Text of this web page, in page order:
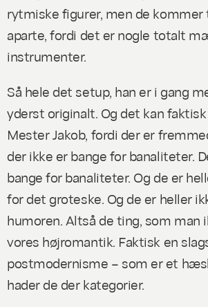
rytmiske figurer, men de kommer
aparte, fordi det er nogle totalt
instrumenter.
Så hele det setup, han er i gang
yderst originalt. Og det kan
Mester Jakob, fordi der er
der ikke er bange for banaliteter.
bange for banaliteter. Og de er
for det groteske. Og de er heller
humoren. Altså de ting, som man
vores højromantik. Faktisk en
postmodernisme – som er et
hader de der kategorier.